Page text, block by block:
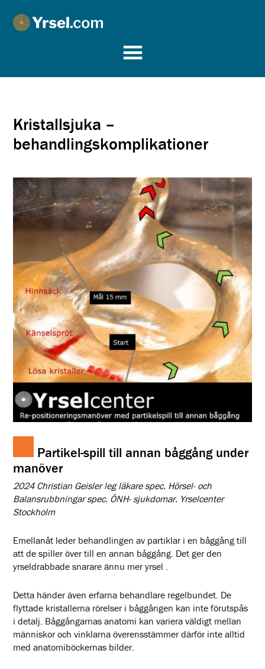
Yrsel.com
Kristallsjuka –
behandlingskomplikationer
Partikel-spill till annan båggång under
manöver
2024 Christian Geisler leg läkare spec. Hörsel- och
Balansrubbningar spec. ÖNH- sjukdomar. Yrselcenter
Stockholm
Emellanåt leder behandlingen av partiklar i en båggång till
att de spiller över till en annan båggång. Det ger den
yrseldrabbade snarare ännu mer yrsel .
Detta händer även erfarna behandlare regelbundet. De
flyttade kristallerna rörelser i båggången kan inte förutspås
i detalj. Båggångarnas anatomi kan variera väldigt mellan
människor och vinklarna överensstämmer därför inte alltid
med anatomiböckernas bilder.